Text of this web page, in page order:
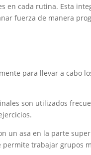
en cada rutina. Esta
fuerza de manera
para llevar a cabo
son utilizados
un asa en la parte
trabajar grupos